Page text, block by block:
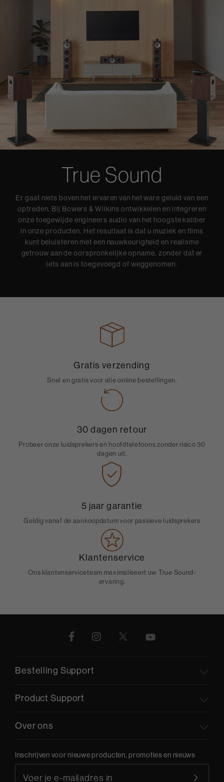
True Sound
Er gaat niets boven het ervaren van het ware geluid van een
optreden. Bij Bowers & Wilkins ontwikkelen en integreren
onze toegewijde engineers audio van het hoogste kaliber
in onze producten. Het resultaat is dat u muziek en films
kunt beluisteren met een nauwkeurigheid en realisme
getrouw aan de oorspronkelijke opname, zonder dat er
iets aan is toegevoegd of weggenomen.
Gratis verzending
Snel en gratis voor alle online bestellingen.
30 dagen retour
Probeer onze luidsprekers en hoofdtelefoons zonder risico 30
dagen uit.
5 jaar garantie
Geldig vanaf de aankoopdatum voor passieve luidsprekers
Klantenservice
Ons klantenserviceteam maximaliseert uw True Sound-
ervaring.
Bestelling Support
Product Support
Over ons
Inschrijven voor nieuwe producten, promoties en nieuws